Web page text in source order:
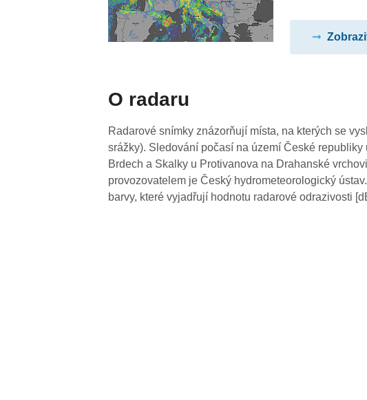
O radaru
Radarové snímky znázorňují místa, na kterých se
srážky). Sledování počasí na území České
Brdech a Skalky u Protivanova na Drahanské
provozovatelem je Český hydrometeorologický
barvy, které vyjadřují hodnotu radarové odrazivosti